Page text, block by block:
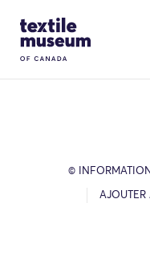
Site Logo
©
AJOUTER